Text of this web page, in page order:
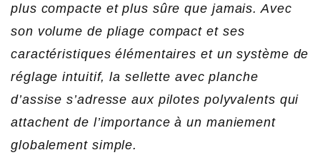
plus compacte et plus sûre que jamais. Avec
son volume de pliage compact et ses
caractéristiques élémentaires et un système de
réglage intuitif, la sellette avec planche
d’assise s’adresse aux pilotes polyvalents qui
attachent de l’importance à un maniement
globalement simple.
AJOUTER À MA LISTE D'ENVIES
add_circle_outline Créer une nouvelle liste
NOM DE LA LISTE D'ENVIES
Créer une liste d'envies
à votre liste d'envies.
Annuler Connexion